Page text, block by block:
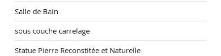
Salle de Bain
sous couche carrelage
Statue Pierre Reconstitée et Naturelle